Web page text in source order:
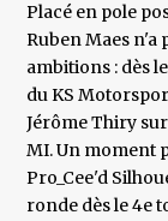
Placé en pole
Ruben Maes n'a
ambitions : dès
du KS
Jérôme Thiry
MI. Un moment
Pro_Cee'd
ronde dès le 4e